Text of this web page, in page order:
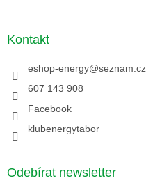
Kontakt
eshop-energy@seznam.cz
607 143 908
Facebook
klubenergytabor
Odebírat newsletter